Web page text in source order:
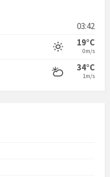
03:42
19°C
0m/s
34°C
1m/s